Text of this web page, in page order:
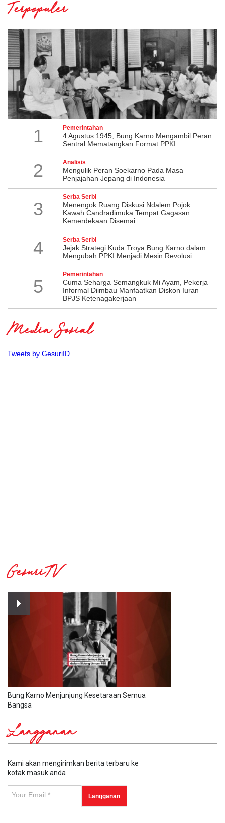
Terpopuler
1 Pemerintahan
4 Agustus 1945, Bung Karno Mengambil Peran
Sentral Mematangkan Format PPKI
2 Analisis
Mengulik Peran Soekarno Pada Masa
Penjajahan Jepang di Indonesia
3
Serba Serbi
Menengok Ruang Diskusi Ndalem Pojok:
Kawah Candradimuka Tempat Gagasan
Kemerdekaan Disemai
4 Serba Serbi
Jejak Strategi Kuda Troya Bung Karno dalam
Mengubah PPKI Menjadi Mesin Revolusi
5
Pemerintahan
Cuma Seharga Semangkuk Mi Ayam, Pekerja
Informal Diimbau Manfaatkan Diskon Iuran
BPJS Ketenagakerjaan
Media Sosial
Tweets by GesuriID
GesuriTV
Bung Karno Menjunjung Kesetaraan Semua
Bangsa
Langganan
Kami akan mengirimkan berita terbaru ke
kotak masuk anda